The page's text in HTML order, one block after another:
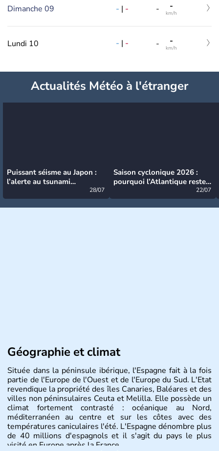
Dimanche 09 - | - - -
km/h
Lundi 10 - | - - -
km/h
Actualités Météo à l'étranger
Puissant séisme au Japon :
l’alerte au tsunami
28/07
Saison cyclonique 2026 :
pourquoi l’Atlantique reste
22/07
Géographie et climat
Située dans la péninsule ibérique, l'Espagne fait à la fois
partie de l'Europe de l'Ouest et de l'Europe du Sud. L'Etat
revendique la propriété des îles Canaries, Baléares et des
villes non péninsulaires Ceuta et Melilla. Elle possède un
climat fortement contrasté : océanique au Nord,
méditerranéen au centre et sur les côtes avec des
températures caniculaires l'été. L'Espagne dénombre plus
de 40 millions d'espagnols et il s'agit du pays le plus
visité en Europe après la France.